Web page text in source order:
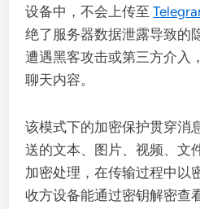
设备中，不会上传至
绝了服务器数据泄露导致的
遭遇黑客攻击或第三方介入
聊天内容。
该模式下的加密保护贯穿消
送的文本、图片、视频、文
加密处理，在传输过程中以
收方设备能通过密钥解密查